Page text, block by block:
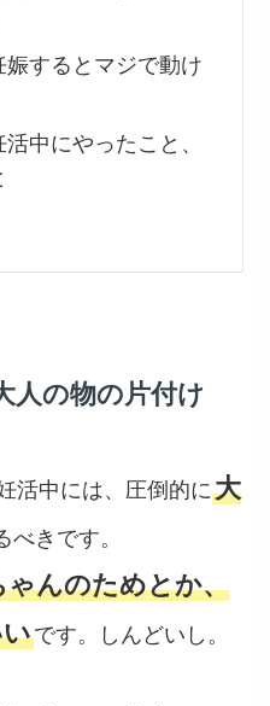
するとマジで動け
中にやったこと、
人の物の片付け
活中には、圧倒的に大
べきです。
ゃんのためとか、
です。しんどいし。